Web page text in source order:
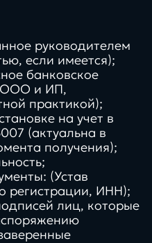
руководителем
если имеется);
банковское
ООО и ИП,
практикой);
на учет в
(актуальна в
получения);
(Устав
регистрации, ИНН);
лиц, которые